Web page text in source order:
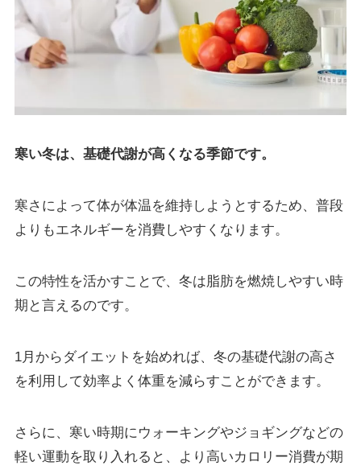
寒い冬は、基礎代謝が高くなる季節です。
寒さによって体が体温を維持しようとするため、普段
よりもエネルギーを消費しやすくなります。
この特性を活かすことで、冬は脂肪を燃焼しやすい時
期と言えるのです。
1月からダイエットを始めれば、冬の基礎代謝の高さ
を利用して効率よく体重を減らすことができます。
さらに、寒い時期にウォーキングやジョギングなどの
軽い運動を取り入れると、より高いカロリー消費が期